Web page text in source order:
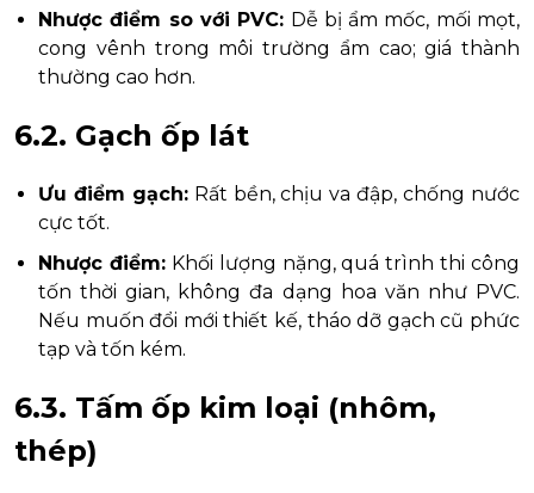
Nhược điểm so với PVC: Dễ bị ẩm mốc, mối mọt,
cong vênh trong môi trường ẩm cao; giá thành
thường cao hơn.
6.2. Gạch ốp lát
Ưu điểm gạch:Rất bền, chịu va đập, chống nước
cực tốt.
Nhược điểm:Khối lượng nặng, quá trình thi công
tốn thời gian, không đa dạng hoa văn như PVC.
Nếu muốn đổi mới thiết kế, tháo dỡ gạch cũ phức
tạp và tốn kém.
6.3. Tấm ốp kim loại (nhôm,
thép)